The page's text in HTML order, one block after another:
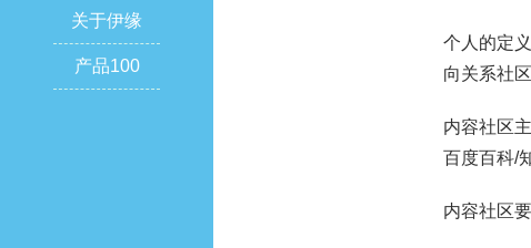
关于伊缘
产品100
个人的定义
向关系社
内容社区
百度百科/
内容社区